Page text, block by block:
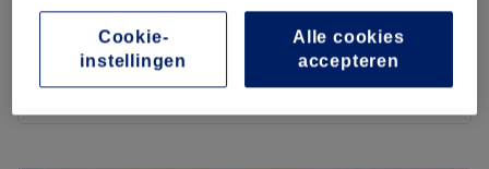
Acne-rugbehandeling
1 u 30 min
Kort overzicht salongegevens
Alle cookies
accepteren
Cookie-
instellingen